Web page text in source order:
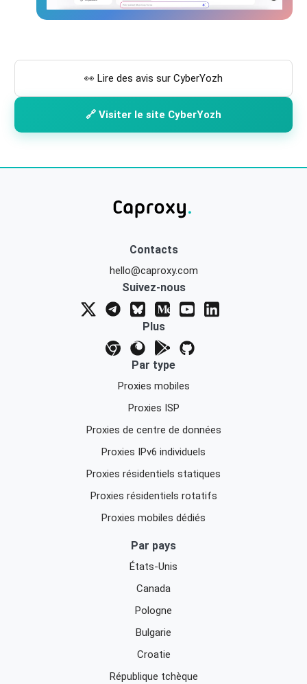
👀 Lire des avis sur CyberYozh
🔗 Visiter le site CyberYozh
Contacts
hello@caproxy.com
Suivez-nous
Plus
Par type
Proxies mobiles
Proxies ISP
Proxies de centre de données
Proxies IPv6 individuels
Proxies résidentiels statiques
Proxies résidentiels rotatifs
Proxies mobiles dédiés
Par pays
États-Unis
Canada
Pologne
Bulgarie
Croatie
République tchèque